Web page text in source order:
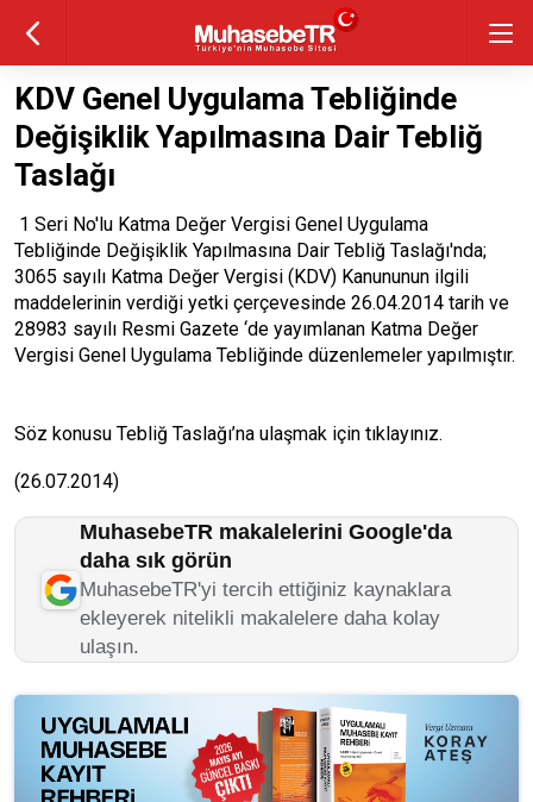
KDV Genel Uygulama Tebliğinde
Değişiklik Yapılmasına Dair Tebliğ
Taslağı
1 Seri No'lu Katma Değer Vergisi Genel Uygulama
Tebliğinde Değişiklik Yapılmasına Dair Tebliğ Taslağı'nda;
3065 sayılı Katma Değer Vergisi (KDV) Kanununun ilgili
maddelerinin verdiği yetki çerçevesinde 26.04.2014 tarih ve
28983 sayılı Resmi Gazete ‘de yayımlanan Katma Değer
Vergisi Genel Uygulama Tebliğinde düzenlemeler yapılmıştır.
Söz konusu Tebliğ Taslağı’na ulaşmak için tıklayınız.
(26.07.2014)
MuhasebeTR makalelerini Google'da
daha sık görün
MuhasebeTR'yi tercih ettiğiniz kaynaklara
ekleyerek nitelikli makalelere daha kolay
ulaşın.